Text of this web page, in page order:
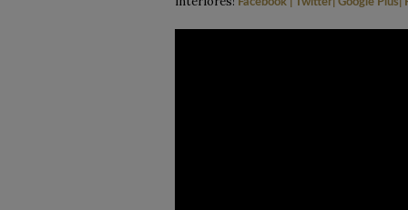
Facebook Twitter Google Plus